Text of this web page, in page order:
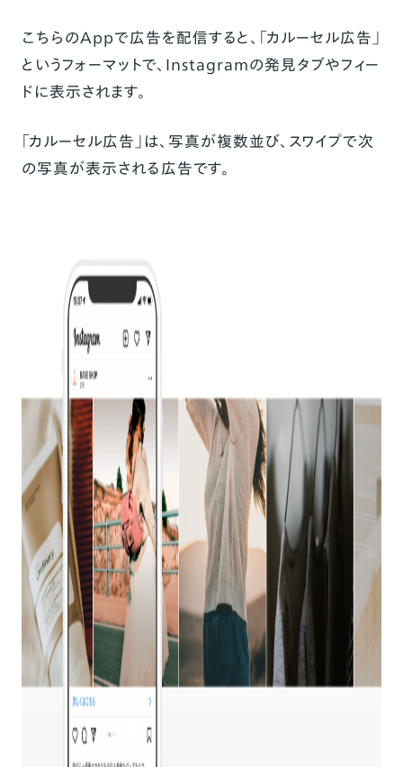
配信タイプを選択する
「おまかせ配信」の設定
配信期間と予算を設定
広告設定内容を確認する
広告の停止ができないなど緊急事態の場合
こちらのAppで広告を配信すると、「カルーセル広告」
というフォーマットで、Instagramの発見タブやフィー
ドに表示されます。
「カルーセル広告」は、写真が複数並び、スワイプで次
の写真が表示される広告です。